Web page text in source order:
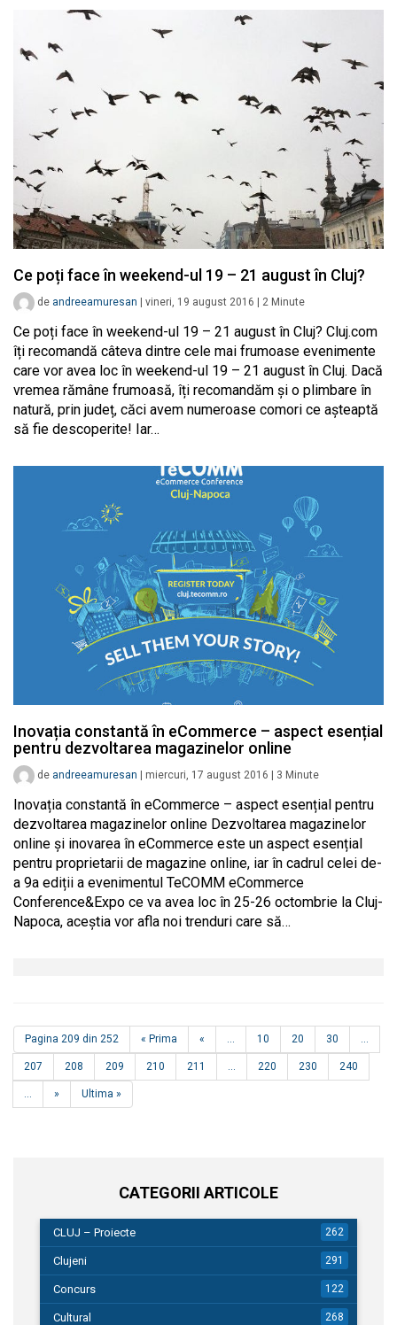
Ce poți face în weekend-ul 19 – 21 august în Cluj?
de andreeamuresan vineri, 19 august 2016 2 Minute
Ce poți face în weekend-ul 19 – 21 august în Cluj? Cluj.com
îți recomandă câteva dintre cele mai frumoase evenimente
care vor avea loc în weekend-ul 19 – 21 august în Cluj. Dacă
vremea rămâne frumoasă, îți recomandăm și o plimbare în
natură, prin județ, căci avem numeroase comori ce așteaptă
să fie descoperite! Iar…
Inovația constantă în eCommerce – aspect esențial
pentru dezvoltarea magazinelor online
de andreeamuresan miercuri, 17 august 2016 3 Minute
Inovația constantă în eCommerce – aspect esențial pentru
dezvoltarea magazinelor online Dezvoltarea magazinelor
online și inovarea în eCommerce este un aspect esențial
pentru proprietarii de magazine online, iar în cadrul celei de-
a 9a ediții a evenimentul TeCOMM eCommerce
Conference&Expo ce va avea loc în 25-26 octombrie la Cluj-
Napoca, aceștia vor afla noi trenduri care să…
Pagina 209 din 252 « Prima « ... 10 20 30 ...
207 208 209 210 211 ... 220 230 240
... » Ultima »
CATEGORII ARTICOLE
CLUJ – Proiecte 262
Clujeni 291
Concurs 122
Cultural 268